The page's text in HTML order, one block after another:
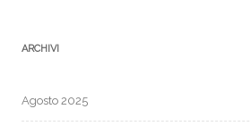
ARCHIVI
Agosto 2025